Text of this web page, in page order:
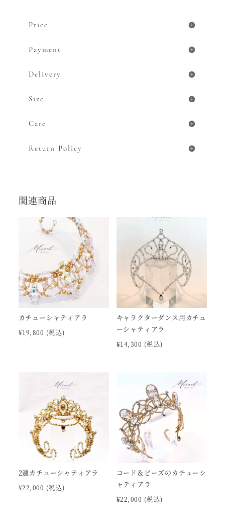
Price
Payment
Delivery
Size
Care
Return Policy
関連商品
カチューシャティアラ
¥19,800 (税込)
キャラクターダンス用カチュ
ーシャティアラ
¥14,300 (税込)
2連カチューシャティアラ
¥22,000 (税込)
コード＆ビーズのカチューシ
ャティアラ
¥22,000 (税込)